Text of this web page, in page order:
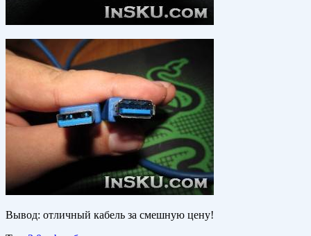
Вывод: отличный кабель за смешную цену!